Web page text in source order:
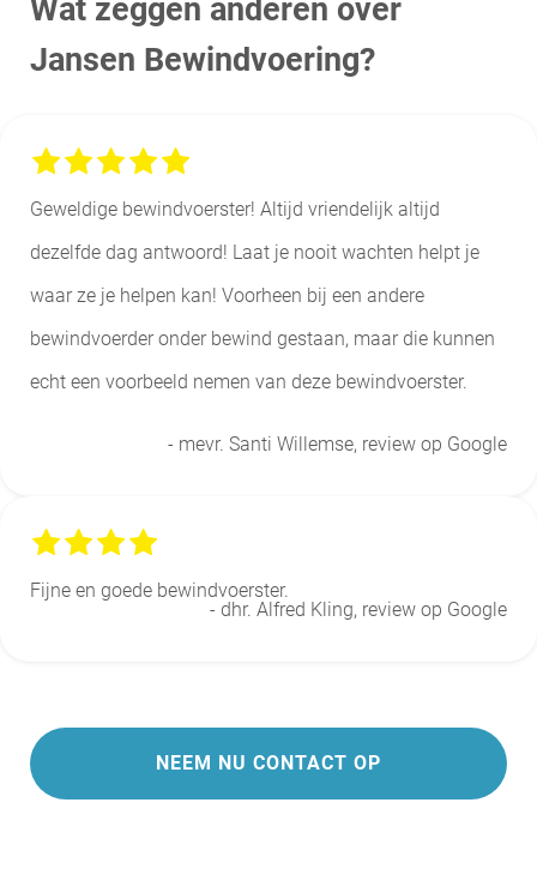
Wat zeggen anderen over
Jansen Bewindvoering?
Geweldige bewindvoerster! Altijd vriendelijk altijd
dezelfde dag antwoord! Laat je nooit wachten helpt je
waar ze je helpen kan! Voorheen bij een andere
bewindvoerder onder bewind gestaan, maar die kunnen
echt een voorbeeld nemen van deze bewindvoerster.
- mevr. Santi Willemse, review op Google
Fijne en goede bewindvoerster.
- dhr. Alfred Kling, review op Google
NEEM NU CONTACT OP